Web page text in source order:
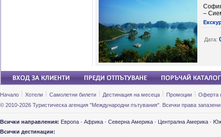
–
Дата:
Начало Хотели Самолетни билети Дестинация на месеца Промоции
Оферта
© 2010-2026 Туристическа агенция "Международни пътувания". Всички права
Всички направления: Европа · Африка · Северна Америка · Централна Америка ·
Всички дестинации: